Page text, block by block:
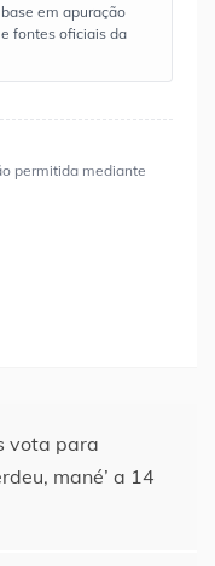
em apuração
fontes oficiais da
permitida mediante
vota para
mané’ a 14